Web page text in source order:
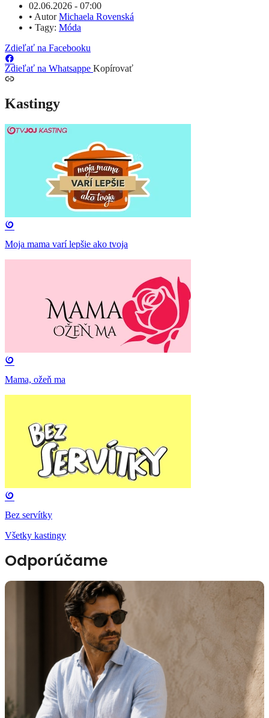
02.06.2026 - 07:00
• AutorMichaela Rovenská
• Tagy: Móda
Zdieľať na Facebooku
Zdieľať na Whatsappe Kopírovať
Kastingy
Moja mama varí lepšie ako tvoja
Mama, ožeň ma
Bez servítky
Všetky kastingy
Odporúčame